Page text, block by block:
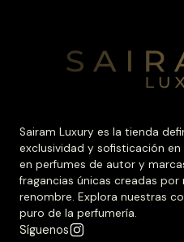
Sairam Luxury es la tienda
exclusividad y sofisticación
en perfumes de autor y
fragancias únicas creadas
renombre. Explora nuestras
puro de la perfumería.
Síguenos